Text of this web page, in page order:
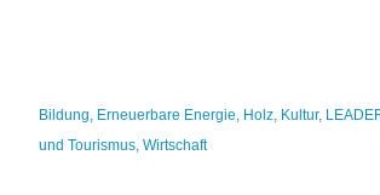
Bildung, Erneuerbare Energie, Holz, Kultur,
und Tourismus,Wirtschaft